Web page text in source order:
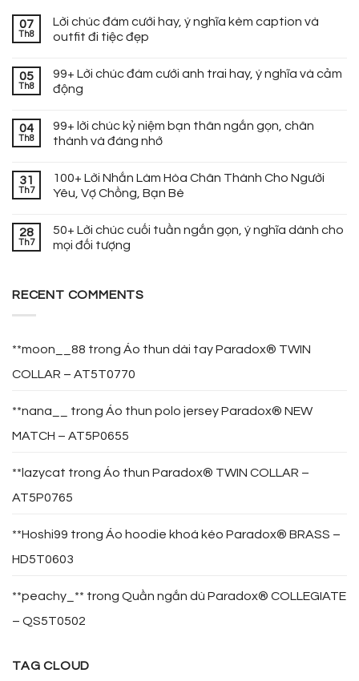
07
Th8
Lời chúc đám cưới hay, ý nghĩa kèm caption và
outfit đi tiệc đẹp
05
Th8
99+ Lời chúc đám cưới anh trai hay, ý nghĩa và cảm
động
04
Th8
99+ lời chúc kỷ niệm bạn thân ngắn gọn, chân
thành và đáng nhớ
31
Th7
100+ Lời Nhắn Làm Hòa Chân Thành Cho Người
Yêu, Vợ Chồng, Bạn Bè
28
Th7
50+ Lời chúc cuối tuần ngắn gọn, ý nghĩa dành cho
mọi đối tượng
RECENT COMMENTS
**moon__88 trong Áo thun dài tay Paradox® TWIN
COLLAR – AT5T0770
**nana__ trong Áo thun polo jersey Paradox® NEW
MATCH – AT5P0655
**lazycat trong Áo thun Paradox® TWIN COLLAR –
AT5P0765
**Hoshi99 trong Áo hoodie khoá kéo Paradox® BRASS –
HD5T0603
**peachy_** trong Quần ngắn dù Paradox® COLLEGIATE
– QS5T0502
TAG CLOUD